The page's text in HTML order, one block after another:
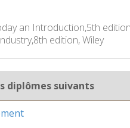
an Introduction,5th
edition, Wiley
diplômes suivants